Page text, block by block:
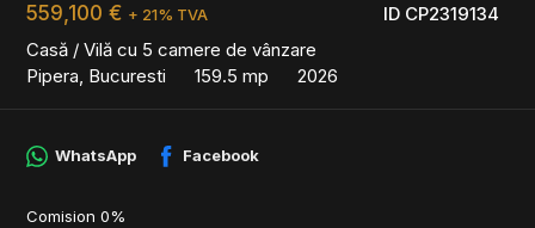
ID CP2319134
559,100 € + 21% TVA
Casă / Vilă cu 5 camere de vânzare
Pipera, Bucuresti
159.5 mp 2026
WhatsApp Facebook
Comision 0%